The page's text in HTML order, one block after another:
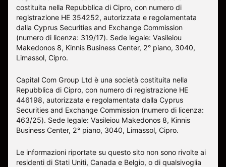
costituita nella Repubblica di Cipro, con numero di
registrazione HE 354252, autorizzata e regolamentata
dalla Cyprus Securities and Exchange Commission
(numero di licenza: 319/17). Sede legale: Vasileiou
Makedonos 8, Kinnis Business Center, 2° piano, 3040,
Limassol, Cipro.
Capital Com Group Ltd è una società costituita nella
Repubblica di Cipro, con numero di registrazione ΗΕ
446198, autorizzata e regolamentata dalla Cyprus
Securities and Exchange Commission (numero di licenza:
463/25). Sede legale: Vasileiou Makedonos 8, Kinnis
Business Center, 2° piano, 3040, Limassol, Cipro.
Le informazioni riportate su questo sito non sono rivolte ai
residenti di Stati Uniti, Canada e Belgio, o di qualsivoglia